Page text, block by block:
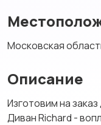
Московская
Описание
Изготовим на
Диван Richard -